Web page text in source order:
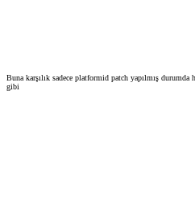
Buna karşılık sadece platformid patch yapılmış
gibi